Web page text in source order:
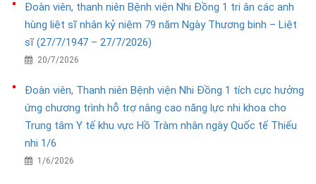
Đoàn viên, thanh niên Bệnh viện Nhi Đồng 1 tri ân các anh
hùng liệt sĩ nhân kỷ niệm 79 năm Ngày Thương binh – Liệt
sĩ (27/7/1947 – 27/7/2026)
20/7/2026
Đoàn viên, Thanh niên Bệnh viện Nhi Đồng 1 tích cực hưởng
ứng chương trình hỗ trợ nâng cao năng lực nhi khoa cho
Trung tâm Y tế khu vực Hồ Tràm nhân ngày Quốc tế Thiếu
nhi 1/6
1/6/2026